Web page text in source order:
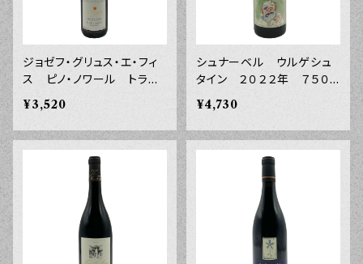
ジョゼフ・グリュス・エ・フィ
ス ピノ・ノワール トラデ
ィション ２０２３年 ７５０
ｍｌ
¥3,520
シュナーベル ウルゲシュ
タイン ２０２２年 ７５０
ｍｌ
¥4,730